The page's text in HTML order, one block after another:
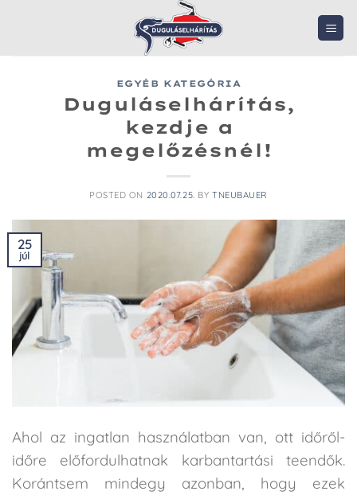
EGYÉB KATEGÓRIA
Duguláselhárítás,
kezdje a
megelőzésnél!
POSTED ON 2020.07.25. BY TNEUBAUER
25
júl
Ahol az ingatlan használatban van, ott időről-
időre előfordulhatnak karbantartási teendők.
Korántsem mindegy azonban, hogy ezek